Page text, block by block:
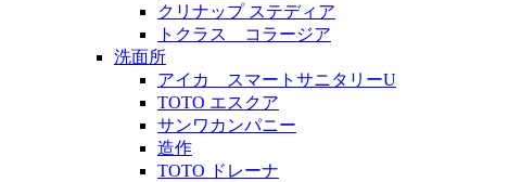
クリナップ ステディア
トクラス コラージア
洗面所
アイカ スマートサニタリーU
TOTO エスクア
サンワカンパニー
造作
TOTO ドレーナ